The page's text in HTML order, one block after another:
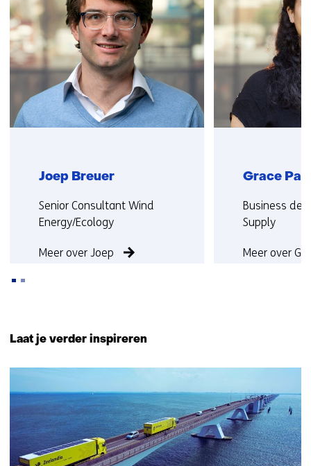
met
ons
op)
Joep Breuer
Functie:
Senior Consultant Wind
Energy/Ecology
Meer over Joep
Grace
Functie:
Business
Supply
Meer over
(Neem
ons
op)
Laat je verder inspireren
resultaten,
getoond
6
t/m
10